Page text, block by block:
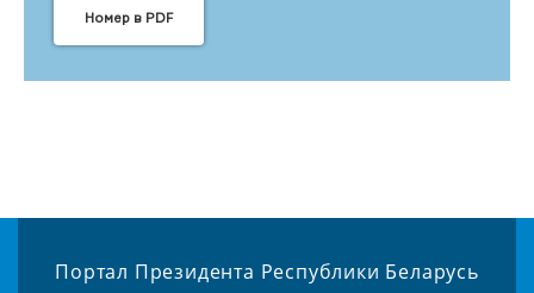
Номер в PDF
Портал Президента Республики Беларусь